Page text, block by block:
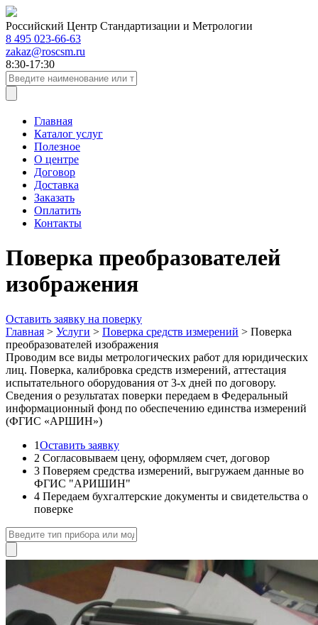
Российский Центр Стандартизации и Метрологии
8 495 023-66-63
zakaz@roscsm.ru
8:30-17:30
Главная
Каталог услуг
Полезное
О центре
Договор
Доставка
Заказать
Оплатить
Контакты
Поверка преобразователей
изображения
Оставить заявку на поверку
Главная > Услуги > Поверка средств измерений > Поверка
преобразователей изображения
Проводим все виды метрологических работ для юридических
лиц. Поверка, калибровка средств измерений, аттестация
испытательного оборудования от 3-х дней по договору.
Сведения о результатах поверки передаем в Федеральный
информационный фонд по обеспечению единства измерений
(ФГИС «АРШИН»)
1Оставить заявку
2 Согласовываем цену, оформляем счет, договор
3 Поверяем средства измерений, выгружаем данные во
ФГИС "АРИШИН"
4 Передаем бухгалтерские документы и свидетельства о
поверке